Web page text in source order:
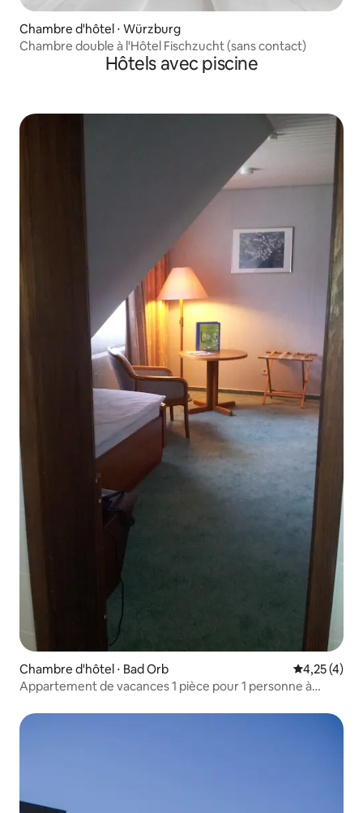
Chambre d'hôtel ⋅ Würzburg
Chambre double à l'Hôtel Fischzucht (sans contact)
Hôtels avec piscine
Chambre d'hôtel ⋅ Bad Orb Évaluation
4,25 (4)
Appartement de vacances 1 pièce pour 1 personne à